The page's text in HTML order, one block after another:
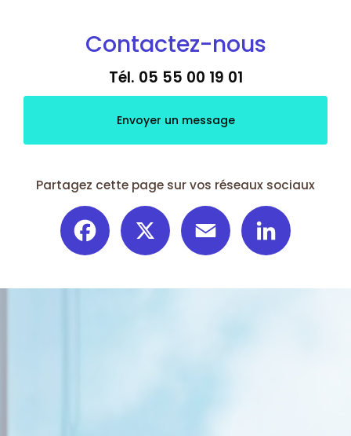
Contactez-nous
Tél. 05 55 00 19 01
Envoyer un message
Partagez cette page sur vos réseaux sociaux
Facebook Email